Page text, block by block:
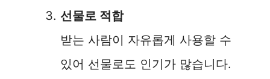
선물로 적합
받는 사람이 자유롭게 사용할 수
있어 선물로도 인기가 많습니다.